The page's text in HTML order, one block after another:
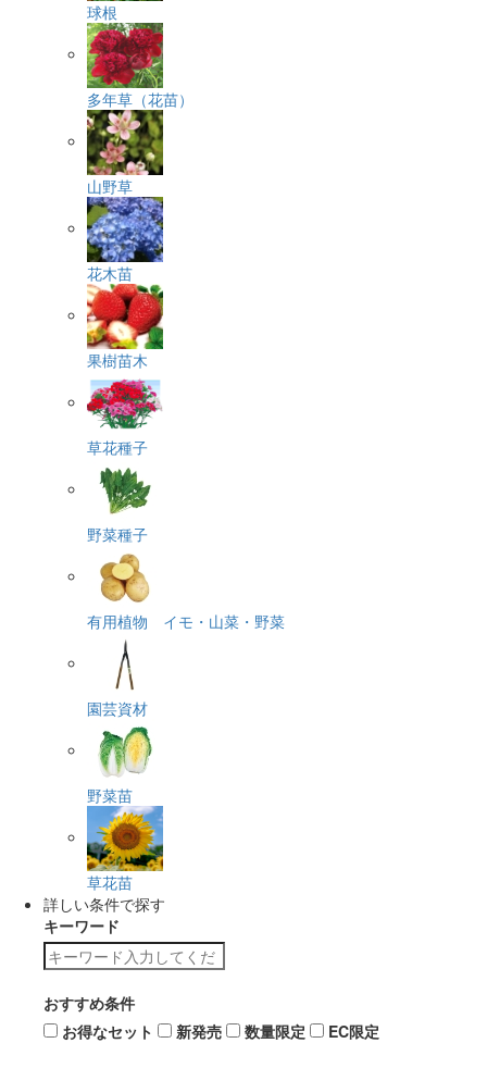
球根
多年草（花苗）
山野草
花木苗
果樹苗木
草花種子
野菜種子
有用植物 イモ・山菜・野菜
園芸資材
野菜苗
草花苗
詳しい条件で探す
キーワード
おすすめ条件
お得なセット
新発売 数量限定 EC限定